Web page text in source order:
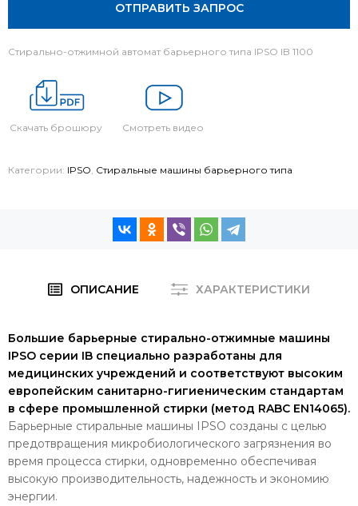
ОТПРАВИТЬ ЗАПРОС
Стирально-отжимной автомат барьерного типа IPSO IB 1100
Скачать брошюру Смотреть видео
Категории: IPSO, Стиральные машины барьерного типа
ОПИСАНИЕ ХАРАКТЕРИСТИКИ
Большие барьерные стирально-отжимные машины
IPSO серии IB специально разработаны для
медицинских учреждений и соответствуют высоким
европейским санитарно-гигиеническим стандартам
в сфере промышленной стирки (метод RABC EN14065).
Барьерные стиральные машины IPSO созданы с целью
предотвращения микробиологического загрязнения во
время процесса стирки, одновременно обеспечивая
высокую производительность, надежность и экономию
энергии.